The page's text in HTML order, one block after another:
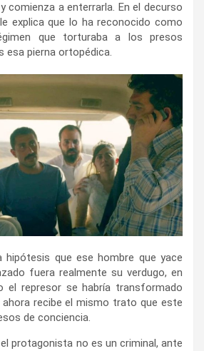
comienza a enterrarla. En el decurso
explica que lo ha reconocido como
que torturaba a los presos
esa pierna ortopédica.
hipótesis que ese hombre que yace
fuera realmente su verdugo, en
el represor se habría transformado
ahora recibe el mismo trato que este
de conciencia.
protagonista no es un criminal, ante